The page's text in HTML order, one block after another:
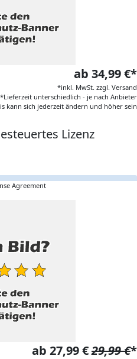
ab 34,99 €*
*inkl. MwSt. zzgl. Versand
*Lieferzeit unterschiedlich - je nach Anbieter
kann sich jederzeit ändern und höher sein
Lizenz
Agreement
ab 27,99 €29,99 €*